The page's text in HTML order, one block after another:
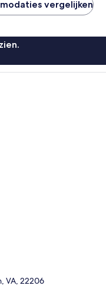
vergelijken
VA, 22206